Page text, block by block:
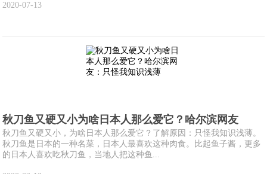
2020-07-13
秋刀鱼又硬又小为啥日本人那么爱它？哈尔滨网友
秋刀鱼又硬又小，为啥日本人那么爱它？了解原因：只怪我知识浅薄。
秋刀鱼是日本的一种名菜，日本人最喜欢这种肉食。比起鱼子酱，更多
的日本人喜欢吃秋刀鱼，当地人把这种鱼...